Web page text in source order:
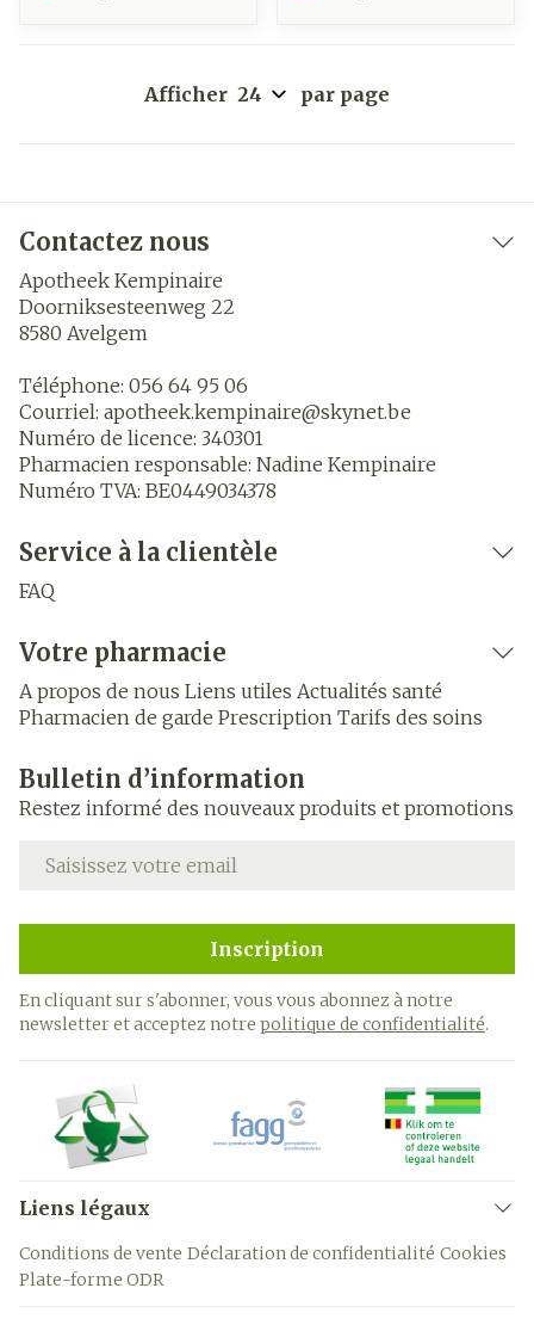
Afficher par page
Contactez nous
Apotheek Kempinaire
Doorniksesteenweg 22
8580 Avelgem
Téléphone: 056 64 95 06
Courriel: apotheek.kempinaire@skynet.be
Numéro de licence: 340301
Pharmacien responsable: Nadine Kempinaire
Numéro TVA: BE0449034378
Service à la clientèle
FAQ
Votre pharmacie
A propos de nous Liens utiles Actualités santé
Pharmacien de garde Prescription Tarifs des soins
Bulletin d’information
Restez informé des nouveaux produits et promotions
Adresse mail
Inscription
En cliquant sur s'abonner, vous vous abonnez à notre
newsletter et acceptez notre politique de confidentialité.
Liens légaux
Conditions de vente Déclaration de confidentialité Cookies
Plate-forme ODR